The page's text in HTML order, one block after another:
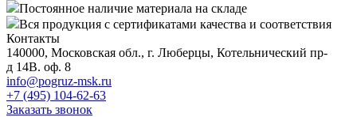
Постоянное наличие материала на складе
Вся продукция с сертификатами качества и соответствия
Контакты
140000, Московская обл., г. Люберцы, Котельнический пр-
д 14В. оф. 8
info@pogruz-msk.ru
+7 (495) 104-62-63
Заказать звонок